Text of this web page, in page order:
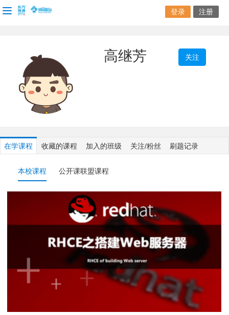
登录 注册
关注
高继芳
在学课程 收藏的课程 加入的班级 关注/粉丝 刷题记录
本校课程 公开课联盟课程